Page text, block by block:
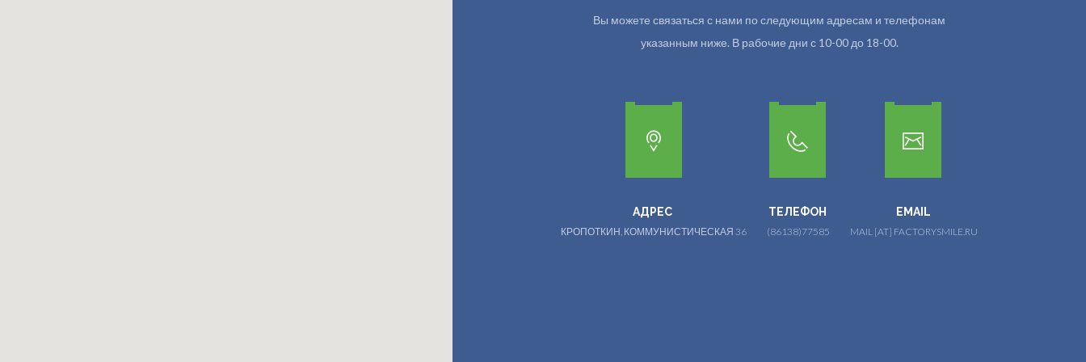
Вы можете связаться с нами по следующим адресам и телефонам
указанным ниже. В рабочие дни с 10-00 до 18-00.
АДРЕС
КРОПОТКИН, КОММУНИСТИЧЕСКАЯ 36
ТЕЛЕФОН
(86138)77585
EMAIL
MAIL [AT] FACTORYSMILE.RU